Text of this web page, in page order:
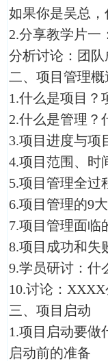
如果你是吴总，
2.分享教学片一
分析讨论：团
二、项目管理概
1.什么是项目？
2.什么是管理？
3.项目进度与项
4.项目范围、时
5.项目管理全
6.项目管理的9
7.项目管理面临
8.项目成功和失
9.学员研讨：什
10.讨论：
三、项目启动
1.项目启动要做
启动前的准备